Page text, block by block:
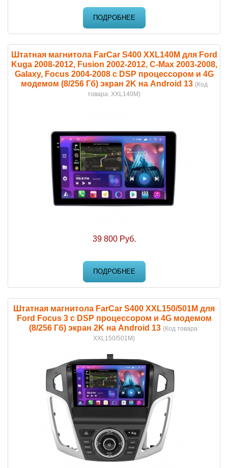
ПОДРОБНЕЕ
Штатная магнитола FarCar S400 XXL140M для Ford
Kuga 2008-2012, Fusion 2002-2012, C-Max 2003-2008,
Galaxy, Focus 2004-2008 с DSP процессором и 4G
модемом (8/256 Гб) экран 2K на Android 13 (Код
товара: XXL140M)
39 800 Руб.
ПОДРОБНЕЕ
Штатная магнитола FarCar S400 XXL150/501M для
Ford Focus 3 с DSP процессором и 4G модемом
(8/256 Гб) экран 2K на Android 13 (Код товара:
XXL150/501M)